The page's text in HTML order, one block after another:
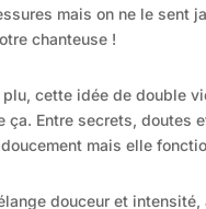
mais on ne le sent
chanteuse !
plu, cette idée de double
ça. Entre secrets, doutes
mais elle
douceur et